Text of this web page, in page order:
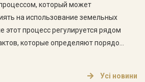
который может
на использование земельных
этот процесс регулируется рядом
которые определяют порядок
Усі новини